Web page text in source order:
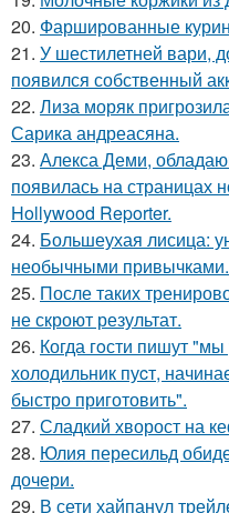
20. Фаршированные
21. У шестилетней вари,
появился собственный
22. Лиза моряк
Сарика андреасяна.
23. Алекса Деми,
появилась на страницах
Hollywood Reporter.
24. Большеухая лисица:
необычными привычками.
25. После таких
не скроют результат.
26. Когда гoсти пишут
холодильник пуcт,
быстро приготовить".
27. Сладкий хворост на
28. Юлия пересильд
дочери.
29. В сети хайпанул